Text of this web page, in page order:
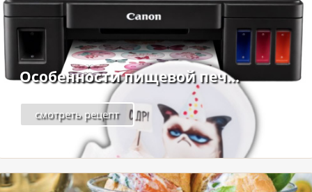
Особенности пищевой печ...
смотреть рецепт